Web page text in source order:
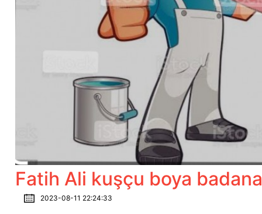
Fatih Ali kuşçu boya badana
2023-08-11 22:24:33